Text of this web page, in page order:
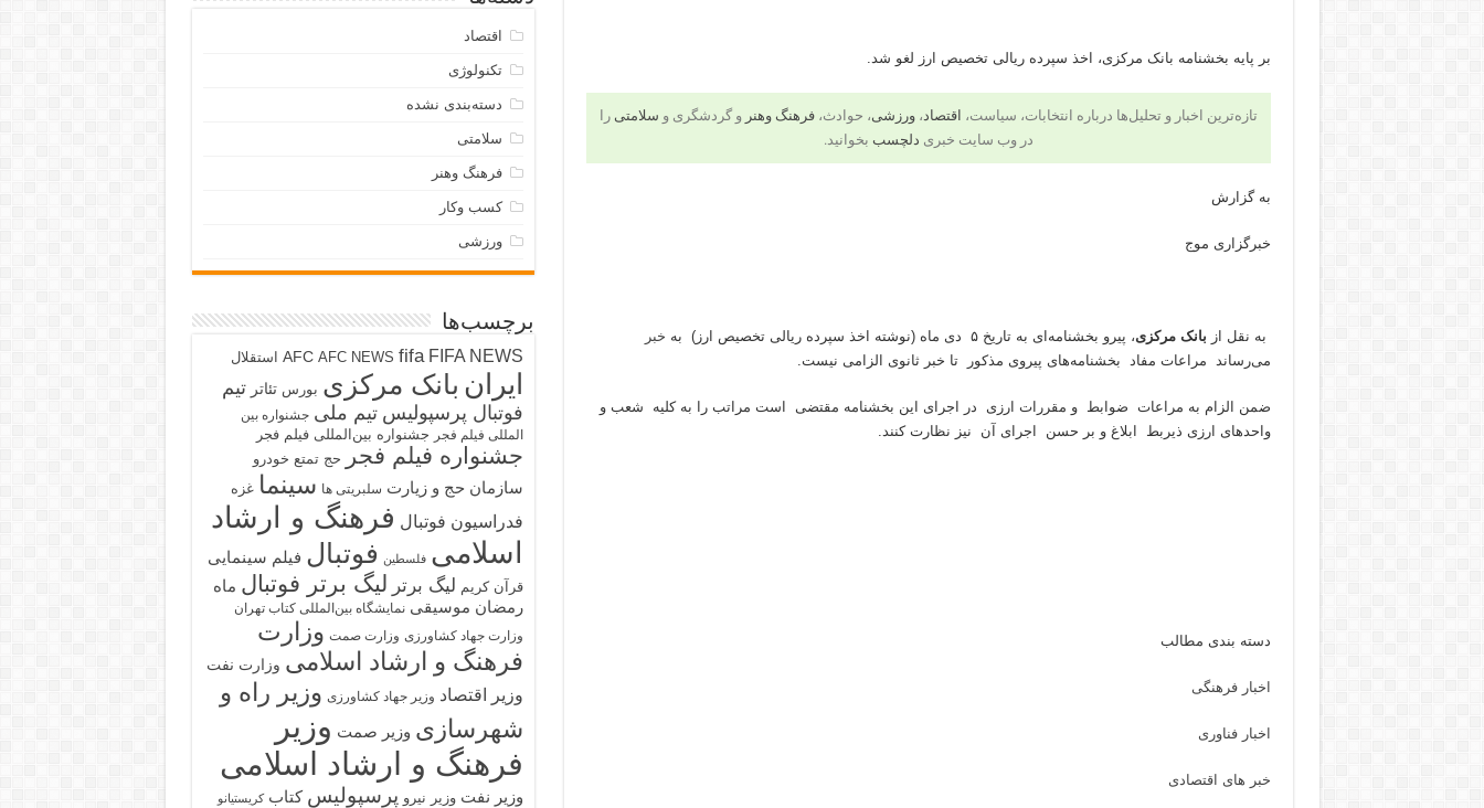
بر پایه بخشنامه بانک مرکزی، اخذ سپرده ریالی تخصیص ارز لغو شد.
تازه‌ترین اخبار و تحلیل‌ها درباره انتخابات، سیاست، اقتصاد،ورزشی، حوادث،فرهنگ وهنر و گردشگری و سلامتی را
در وب سایت خبری دلچسب بخوانید.
به گزارش
خبرگزاری موج
​ به نقل از بانک مرکزی، پیرو بخشنامه‌ای به تاریخ ۵ دی ماه (نوشته اخذ سپرده ریالی تخصیص ارز) به
خبر
می‌رساند مراعات مفاد بخشنامه‌های پیروی مذکور تا خبر ثانوی الزامی نیست.
ضمن الزام به مراعات ضوابط و مقررات ارزی در اجرای این بخشنامه مقتضی است مراتب را به کلیه شعب و
واحدهای ارزی ذیربط ابلاغ و بر حسن اجرای آن نیز نظارت کنند.
دسته بندی مطالب
اخبار فرهنگی
اخبار فناوری
خبر های اقتصادی
اقتصاد
تکنولوژی
دسته‌بندی نشده
سلامتی
فرهنگ وهنر
کسب وکار
ورزشی
برچسب‌ها
AFC AFC NEWS fifa FIFA NEWS استقلال
ایران بانک مرکزی بورس تئاتر تیم
فوتبال پرسپولیس تیم ملی جشنواره بین
المللی فیلم فجر جشنواره بین‌المللی فیلم فجر
جشنواره فیلم فجر حج تمتع خودرو
سازمان حج و زیارت سلبریتی ها سینما غزه
فدراسیون فوتبال فرهنگ و ارشاد
اسلامی فلسطین فوتبال فیلم سینمایی
قرآن کریم لیگ برتر لیگ برتر فوتبال ماه
رمضان موسیقی نمایشگاه بین‌المللی کتاب تهران
وزارت جهاد کشاورزی وزارت صمت وزارت
فرهنگ و ارشاد اسلامی وزارت نفت
وزیر اقتصاد وزیر جهاد کشاورزی وزیر راه و
شهرسازی وزیر صمت وزیر
فرهنگ و ارشاد اسلامی
وزیر نفت وزیر نیرو پرسپولیس کتاب کریستیانو